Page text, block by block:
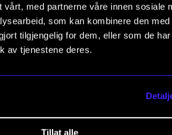
vårt, med partnerne våre innen sosiale
som kan kombinere den med
tilgjengelig for dem, eller som de
av tjenestene deres.
Tillat alle
med minimum 50
de teknikker og metoder som
Mappen leveres faglærer i